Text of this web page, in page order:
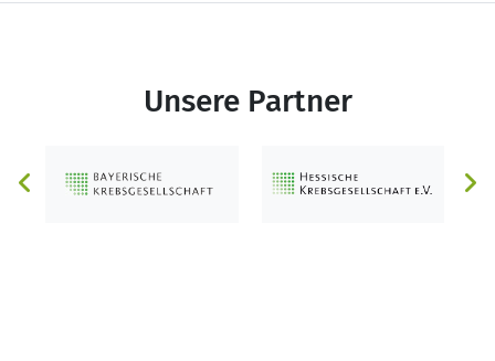
Unsere Partner